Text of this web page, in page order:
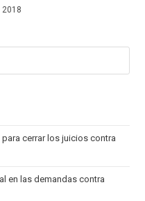
2018
cerrar los juicios contra
en las demandas contra